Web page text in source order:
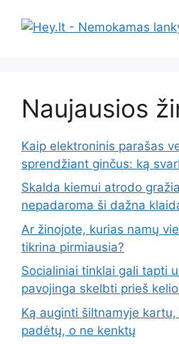
Naujausios
Kaip elektroninis parašas
sprendžiant ginčus: ką
Skalda kiemui atrodo
nepadaroma ši dažna
Ar žinojote, kurias namų
tikrina pirmiausia?
Socialiniai tinklai gali tapti
pavojinga skelbti prieš
Ką auginti šiltnamyje
padėtų, o ne kenktų